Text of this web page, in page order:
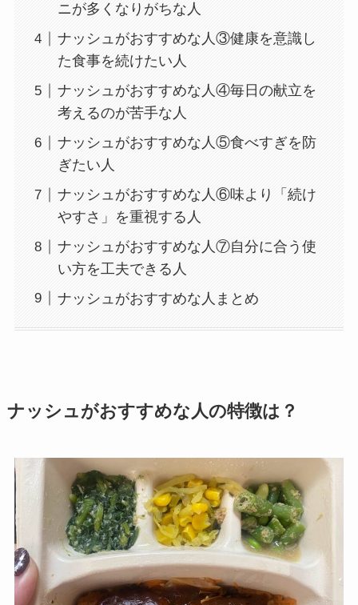
ニが多くなりがちな人
ナッシュがおすすめな人③健康を意識し
た食事を続けたい人
ナッシュがおすすめな人④毎日の献立を
考えるのが苦手な人
ナッシュがおすすめな人⑤食べすぎを防
ぎたい人
ナッシュがおすすめな人⑥味より「続け
やすさ」を重視する人
ナッシュがおすすめな人⑦自分に合う使
い方を工夫できる人
ナッシュがおすすめな人まとめ
ナッシュがおすすめな人の特徴は？